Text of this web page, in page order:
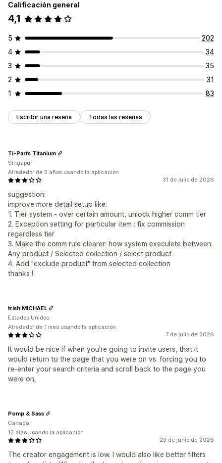
Calificación general
4,1
5
202
4
34
3
35
2
31
1
83
Escribir una reseña Todas las reseñas
31 de julio de 2026
suggestion:
improve more detail setup like:
1. Tier system - over certain amount, unlock higher comm tier
2. Exception setting for particular item : fix commission
regardless tier
3. Make the comm rule clearer: how system execulete between:
Any product / Selected collection / select product
4. Add "exclude product" from selected collection
thanks !
Ti-Parts Titanium
Singapur
Alrededor de 2 años usando la aplicación
7 de julio de 2026
It would be nice if when you're going to invite users, that it
would return to the page that you were on vs. forcing you to
re-enter your search criteria and scroll back to the page you
were on,
trish MICHAEL
Estados Unidos
Alrededor de 1 mes usando la aplicación
23 de junio de 2026
The creator engagement is low. I would also like better filters
Pomp & Sass
Canadá
12 días usando la aplicación